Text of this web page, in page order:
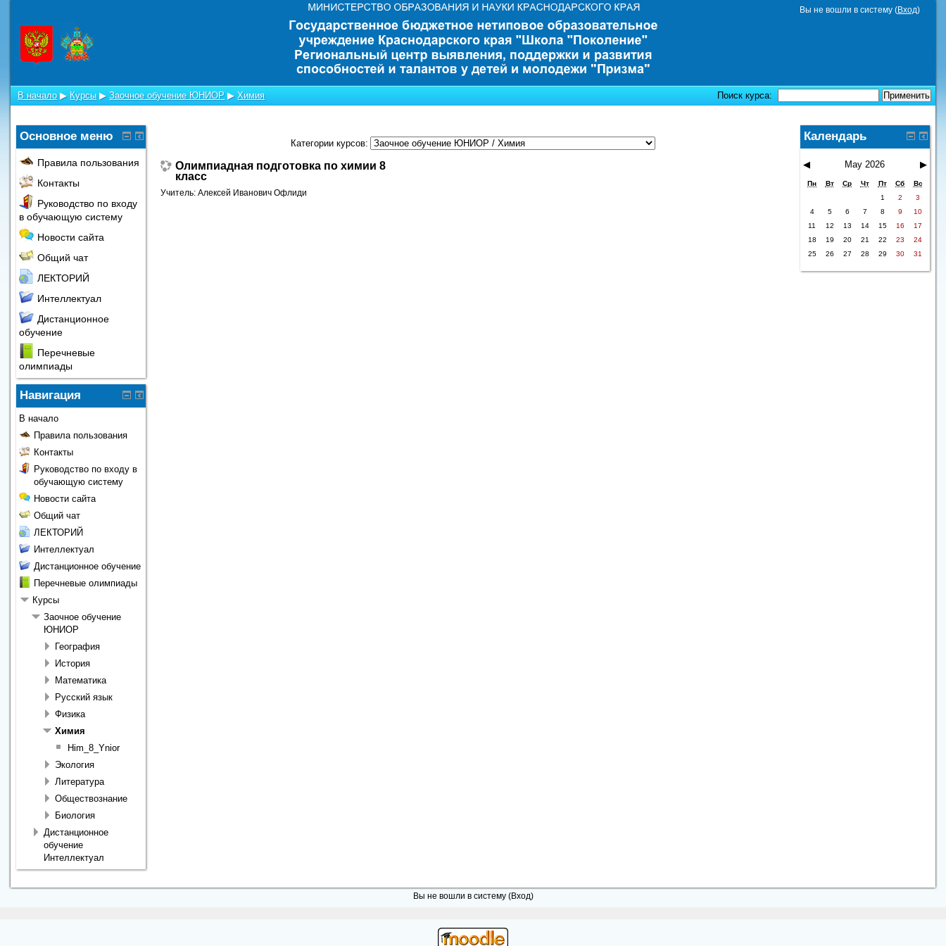
Вы не вошли в систему (Вход)
В начало ▶ Курсы ▶ Заочное обучение ЮНИОР ▶ Химия Поиск курса:
Категории курсов:
Олимпиадная подготовка по химии 8
класс
Учитель: Алексей Иванович Офлиди
Основное меню
Правила пользования
Контакты
Руководство по входу
в обучающую систему
Новости сайта
Общий чат
ЛЕКТОРИЙ
Интеллектуал
Дистанционное
обучение
Перечневые
олимпиады
Навигация
В начало
Правила пользования
Контакты
Руководство по входу в
обучающую систему
Новости сайта
Общий чат
ЛЕКТОРИЙ
Интеллектуал
Дистанционное обучение
Перечневые олимпиады
Курсы
Заочное обучение
ЮНИОР
География
История
Математика
Русский язык
Физика
Химия
Him_8_Ynior
Экология
Литература
Обществознание
Биология
Дистанционное
обучение
Интеллектуал
Календарь
◀ May 2026 ▶
Пн Вт Ср Чт Пт Сб
Вс
1
2
3
4
5 6 7 8 9
10
11
12 13 14 15 16
17
18
19 20 21 22 23
24
25
26 27 28 29 30 31
Вы не вошли в систему (Вход)